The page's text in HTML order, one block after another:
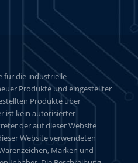
für die industrielle
Produkte und eingestellter
Produkte über
ist kein autorisierter
der auf dieser Website
Website verwendeten
Marken und